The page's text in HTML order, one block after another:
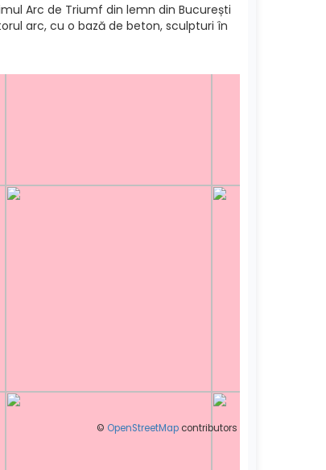
Arc de Triumf din lemn din București
arc, cu o bază de beton, sculpturi în
© OpenStreetMap contributors